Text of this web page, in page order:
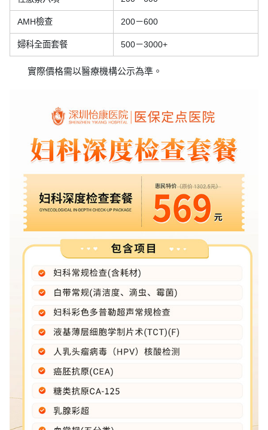
AMH檢查 200－600
婦科全面套餐 500－3000+
實際價格需以醫療機構公示為準。